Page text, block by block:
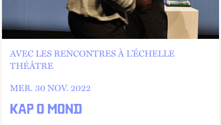
KAP O MOND
AVEC LES RENCONTRES À L’ÉCHELLE
THÉÂTRE
MER.30NOV. 2022